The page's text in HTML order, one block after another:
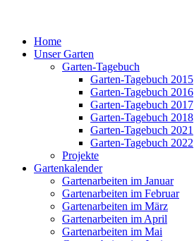
Home
Unser Garten
Garten-Tagebuch
Garten-Tagebuch 2015
Garten-Tagebuch 2016
Garten-Tagebuch 2017
Garten-Tagebuch 2018
Garten-Tagebuch 2021
Garten-Tagebuch 2022
Projekte
Gartenkalender
Gartenarbeiten im Januar
Gartenarbeiten im Februar
Gartenarbeiten im März
Gartenarbeiten im April
Gartenarbeiten im Mai